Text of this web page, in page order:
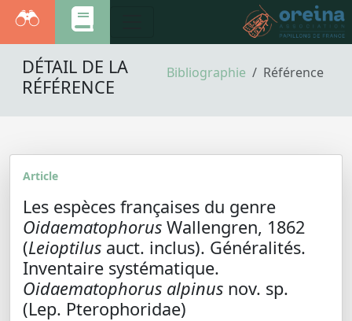
Bibliographie Référence
DÉTAIL DE LA
RÉFÉRENCE
Article
Les espèces françaises du genre
Oidaematophorus Wallengren, 1862
(Leioptilus auct. inclus). Généralités.
Inventaire systématique.
Oidaematophorus alpinus nov. sp.
(Lep. Pterophoridae)